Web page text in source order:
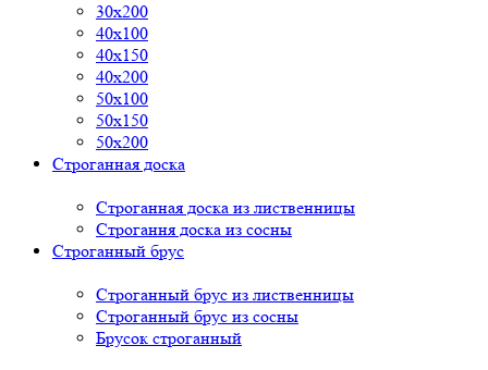
30x200
40x100
40x150
40x200
50x100
50x150
50x200
Строганная доска
Строганная доска из лиственницы
Строгання доска из сосны
Строганный брус
Строганный брус из лиственницы
Строганный брус из сосны
Брусок строганный